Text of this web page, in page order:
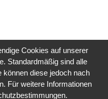
Cookies auf unserer
Standardmäßig sind alle
können diese jedoch nach
Für weitere Informationen